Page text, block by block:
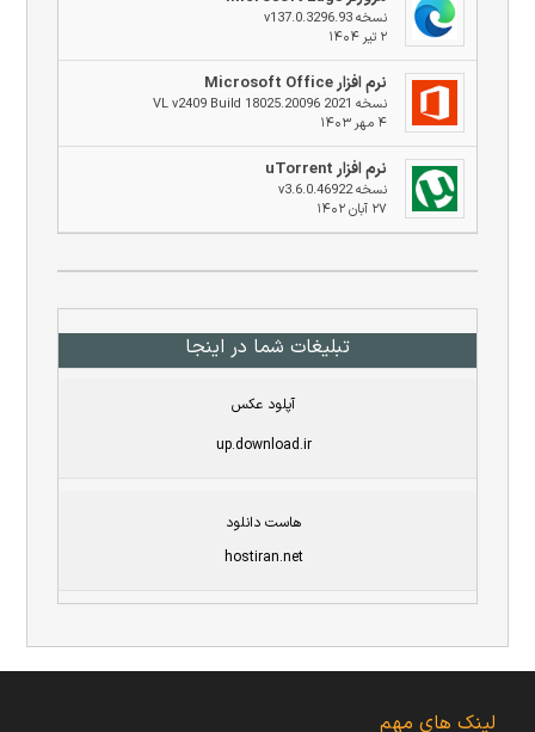
نسخه v137.0.3296.93
۲ تیر ۱۴۰۴
نرم افزار Microsoft Office
نسخه 2021 VL v2409 Build 18025.20096
۴ مهر ۱۴۰۳
نرم افزار uTorrent
نسخه v3.6.0.46922
۲۷ آبان ۱۴۰۲
تبلیغات شما در اینجا
آپلود عکس
up.download.ir
هاست دانلود
hostiran.net
لینک های مهم